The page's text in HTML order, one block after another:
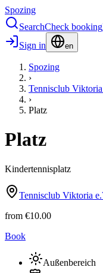
Spozing
SearchCheck booking
Sign in
en
Spozing
›
Tennisclub
›
Platz
Platz
Kindertennisplatz
Tennisclub Viktoria
from €10.00
Book
Außenbereich